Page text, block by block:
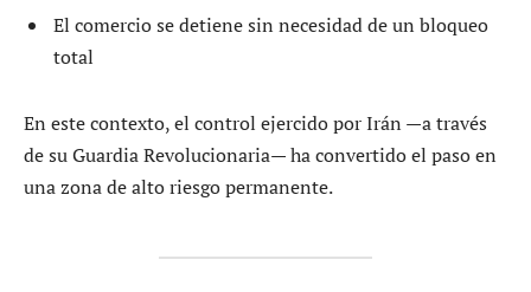
El comercio se detiene sin necesidad de un bloqueo
total
En este contexto, el control ejercido por Irán —a través
de su Guardia Revolucionaria— ha convertido el paso en
una zona de alto riesgo permanente.